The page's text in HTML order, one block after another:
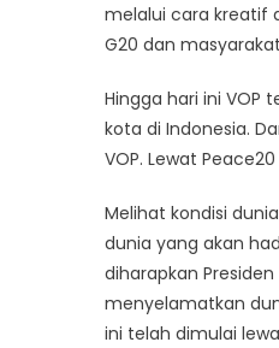
melalui cara kreatif
G20 dan
Hingga hari ini VOP
kota di Indonesia.
VOP. Lewat
Melihat kondisi
dunia yang akan
diharapkan
menyelamatkan
ini telah dimulai